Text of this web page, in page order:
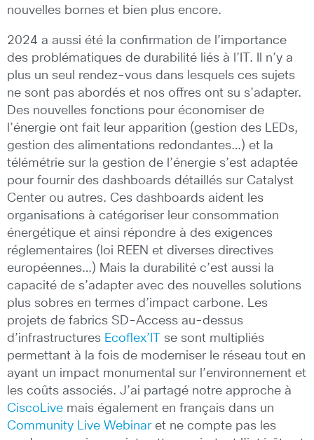
nouvelles bornes et bien plus encore.
2024 a aussi été la confirmation de l’importance
des problématiques de durabilité liés à l’IT. Il n’y a
plus un seul rendez-vous dans lesquels ces sujets
ne sont pas abordés et nos offres ont su s’adapter.
Des nouvelles fonctions pour économiser de
l’énergie ont fait leur apparition (gestion des LEDs,
gestion des alimentations redondantes…) et la
télémétrie sur la gestion de l’énergie s’est adaptée
pour fournir des dashboards détaillés sur Catalyst
Center ou autres. Ces dashboards aident les
organisations à catégoriser leur consommation
énergétique et ainsi répondre à des exigences
réglementaires (loi REEN et diverses directives
européennes…) Mais la durabilité c’est aussi la
capacité de s’adapter avec des nouvelles solutions
plus sobres en termes d’impact carbone. Les
projets de fabrics SD-Access au-dessus
d’infrastructures Ecoflex’IT
se sont multipliés
permettant à la fois de moderniser le réseau tout en
ayant un impact monumental sur l’environnement et
les coûts associés. J’ai partagé notre approche à
CiscoLive mais également en français dans un
Community Live Webinaret ne compte pas les